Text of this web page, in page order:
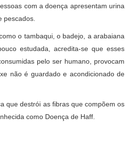
com a doença apresentam urina
pescados.
o tambaqui, o badejo, a arabaiana
estudada, acredita-se que esses
pelo ser humano, provocam
não é guardado e acondicionado de
que destrói as fibras que compõem os
como Doença de Haff.